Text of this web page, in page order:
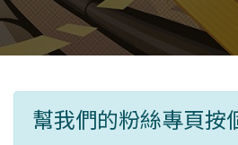
幫我們的粉絲專頁按